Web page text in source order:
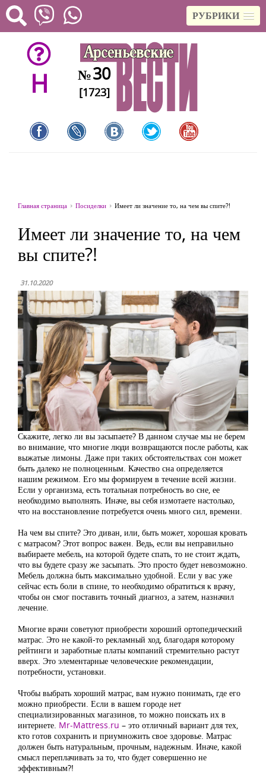
РУБРИКИ
H №30
[1723]
Главная страница Посиделки Имеет ли значение то, на чем вы спите?!
Имеет ли значение то, на чем
вы спите?!
31.10.2020
Скажите, легко ли вы засыпаете? В данном случае мы не берем
во внимание, что многие люди возвращаются после работы, как
выжатые лимоны. Даже при таких обстоятельствах сон может
быть далеко не полноценным. Качество сна определяется
нашим режимом. Его мы формируем в течение всей жизни.
Если у организма, есть тотальная потребность во сне, ее
необходимо выполнять. Иначе, вы себя измотаете настолько,
что на восстановление потребуется очень много сил, времени.
На чем вы спите? Это диван, или, быть может, хорошая кровать
с матрасом? Этот вопрос важен. Ведь, если вы неправильно
выбираете мебель, на которой будете спать, то не стоит ждать,
что вы будете сразу же засыпать. Это просто будет невозможно.
Мебель должна быть максимально удобной. Если у вас уже
сейчас есть боли в спине, то необходимо обратиться к врачу,
чтобы он смог поставить точный диагноз, а затем, назначил
лечение.
Многие врачи советуют приобрести хороший ортопедический
матрас. Это не какой-то рекламный ход, благодаря которому
рейтинги и заработные платы компаний стремительно растут
вверх. Это элементарные человеческие рекомендации,
потребности, установки.
Чтобы выбрать хороший матрас, вам нужно понимать, где его
можно приобрести. Если в вашем городе нет
специализированных магазинов, то можно поискать их в
интернете. Mr-Mattress.ru – это отличный вариант для тех,
кто готов сохранить и приумножить свое здоровье. Матрас
должен быть натуральным, прочным, надежным. Иначе, какой
смысл переплачивать за то, что будет совершенно не
эффективным?!